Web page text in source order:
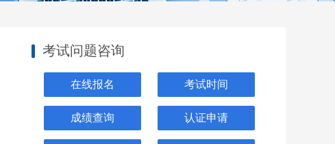
考试问题咨询
在线报名 考试时间
成绩查询 认证申请